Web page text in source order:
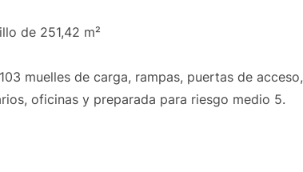
de 251,42 m²
muelles de carga, rampas, puertas de acceso,
oficinas y preparada para riesgo medio 5.